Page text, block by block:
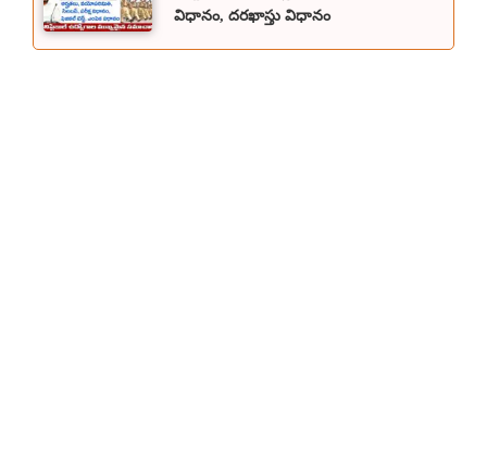
విధానం, దరఖాస్తు విధానం